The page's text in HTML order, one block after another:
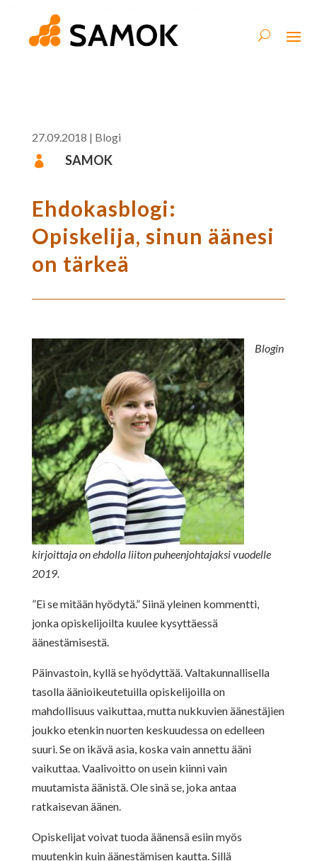
27.09.2018 | Blogi
 SAMOK
Ehdokasblogi:
Opiskelija, sinun äänesi
on tärkeä
Blogin
kirjoittaja on ehdolla liiton puheenjohtajaksi vuodelle
2019.
”Ei se mitään hyödytä.” Siinä yleinen kommentti,
jonka opiskelijoilta kuulee kysyttäessä
äänestämisestä.
Päinvastoin, kyllä se hyödyttää. Valtakunnallisella
tasolla äänioikeutetuilla opiskelijoilla on
mahdollisuus vaikuttaa, mutta nukkuvien äänestäjien
joukko etenkin nuorten keskuudessa on edelleen
suuri. Se on ikävä asia, koska vain annettu ääni
vaikuttaa. Vaalivoitto on usein kiinni vain
muutamista äänistä. Ole sinä se, joka antaa
ratkaisevan äänen.
Opiskelijat voivat tuoda äänensä esiin myös
muutenkin kuin äänestämisen kautta. Sillä